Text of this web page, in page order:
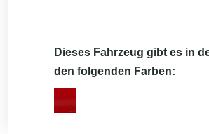
Dieses Fahrzeug gibt es in
den folgenden Farben: